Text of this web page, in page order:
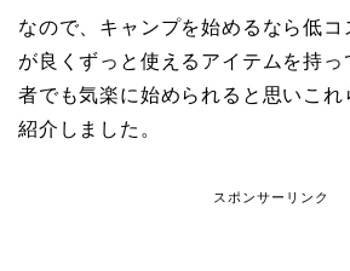
なので、キャンプを始めるなら低コ
が良くずっと使えるアイテムを持
者でも気楽に始められると思いこれ
紹介しました。
スポンサーリンク